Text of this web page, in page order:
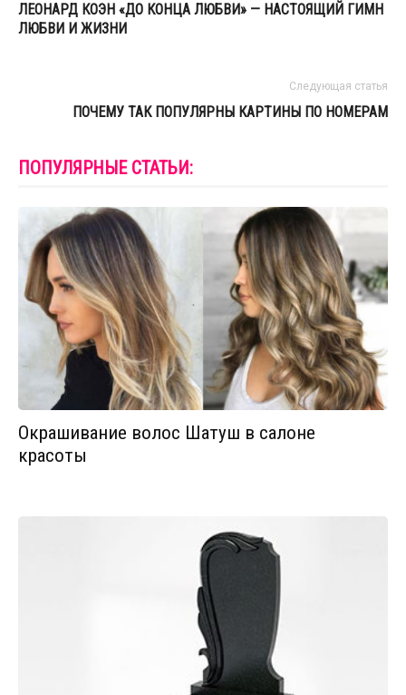
ЛЕОНАРД КОЭН «ДО КОНЦА ЛЮБВИ» — НАСТОЯЩИЙ ГИМН
ЛЮБВИ И ЖИЗНИ
Следующая статья
ПОЧЕМУ ТАК ПОПУЛЯРНЫ КАРТИНЫ ПО НОМЕРАМ
ПОПУЛЯРНЫЕ СТАТЬИ:
Окрашивание волос Шатуш в салоне
красоты